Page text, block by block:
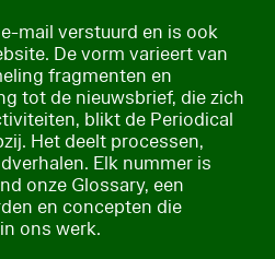
mail verstuurd en is ook
De vorm varieert van
fragmenten en
tot de nieuwsbrief, die zich
blikt de Periodical
Het deelt processen,
Elk nummer is
onze Glossary, een
en concepten die
ons werk.